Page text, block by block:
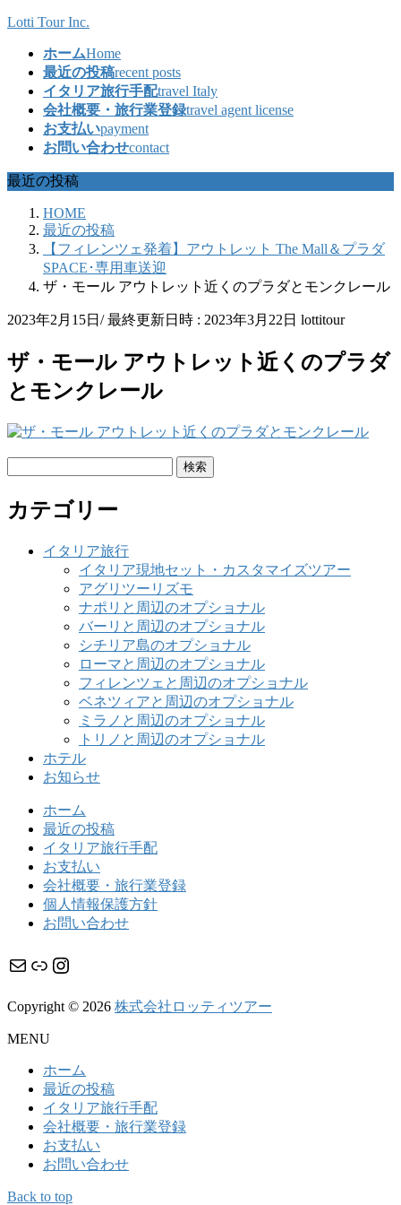
コ
ッ
プ
ナ
移
動
Lotti Tour Inc.
ホームHome
最近の投稿recent posts
イタリア旅行手配travel Italy
会社概要・旅行業登録travel agent license
お支払いpayment
お問い合わせcontact
最近の投稿
HOME
最近の投稿
【フィレンツェ発着】アウトレット The Mall＆プラダ
SPACE･専用車送迎
ザ・モール アウトレット近くのプラダとモンクレール
2023年2月15日 / 最終更新日時 : 2023年3月22日 lottitour
ザ・モール アウトレット近くのプラダ
とモンクレール
カテゴリー
イタリア旅行
イタリア現地セット・カスタマイズツアー
アグリツーリズモ
ナポリと周辺のオプショナル
バーリと周辺のオプショナル
シチリア島のオプショナル
ローマと周辺のオプショナル
フィレンツェと周辺のオプショナル
ベネツィアと周辺のオプショナル
ミラノと周辺のオプショナル
トリノと周辺のオプショナル
ホテル
お知らせ
ホーム
最近の投稿
イタリア旅行手配
お支払い
会社概要・旅行業登録
個人情報保護方針
お問い合わせ
メール リンク Instagram
Copyright © 2026 株式会社ロッティツアー
MENU
ホーム
最近の投稿
イタリア旅行手配
会社概要・旅行業登録
お支払い
お問い合わせ
Back to top